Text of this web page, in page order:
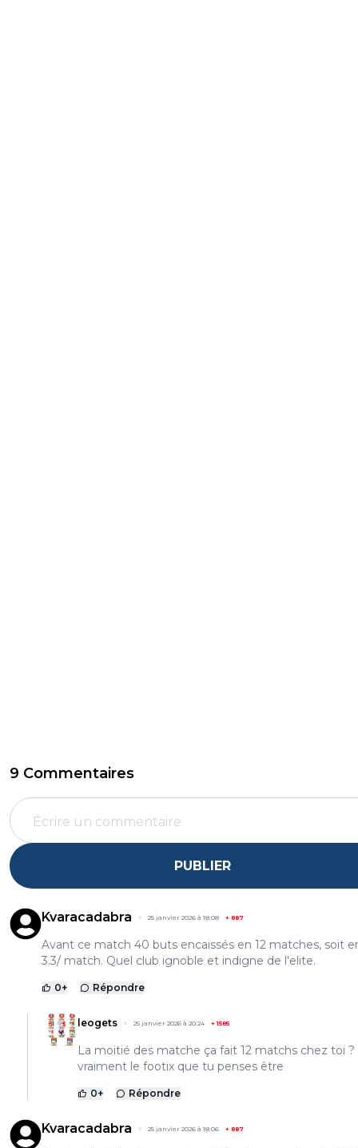
9 Commentaires
PUBLIER
Kvaracadabra 25 janvier 2026 à 18:08 + 887
Avant ce match 40 buts encaissés en 12 matches, soit
3.3/ match. Quel club ignoble et indigne de l'elite.
0+ Répondre
leogets 25 janvier 2026 à 20:24 +1585
La moitié des matche ça fait 12 matchs chez toi ?
vraiment le footix que tu penses être
0+ Répondre
Kvaracadabra 25 janvier 2026 à 18:06 + 887